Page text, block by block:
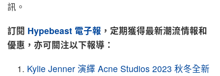
訊。
訂閱 Hypebeast 電子報 ，定期獲得最新潮流情報和
優惠，亦可關注以下報導：
Kylie Jenner 演繹 Acne Studios 2023 秋冬全新